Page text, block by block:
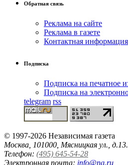
Обратная связь
Реклама на сайте
Реклама в газете
Контактная информация
Подписка
Подписка на печатное
Подписка на
telegram rss
© 1997-2026 Независимая газета
Москва, 101000, Мясницкая ул.,
Телефон: (495) 645-54-28
Электронная почта: info@ng.ru